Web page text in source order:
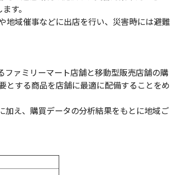
す。
域催事などに出店を行い、災害時には避難
ァミリーマート店舗と移動型販売店舗の購
とする商品を店舗に最適に配備することをめ
え、購買データの分析結果をもとに地域ご